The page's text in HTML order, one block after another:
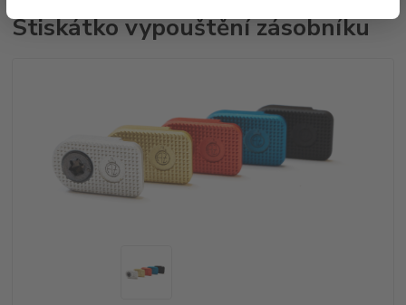
Stiskátko vypouštění zásobníku